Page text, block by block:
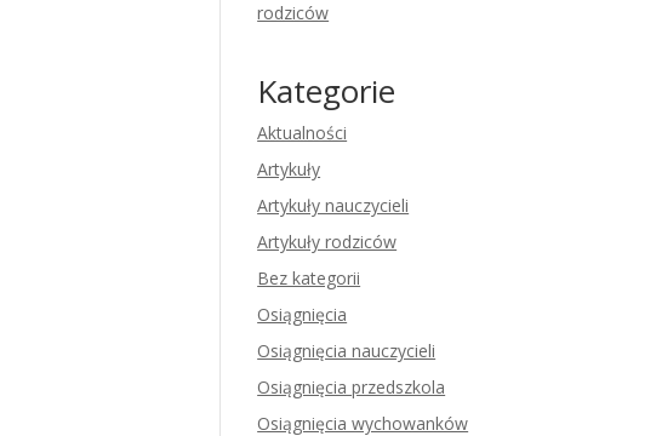
rodziców
Kategorie
Aktualności
Artykuły
Artykuły nauczycieli
Artykuły rodziców
Bez kategorii
Osiągnięcia
Osiągnięcia nauczycieli
Osiągnięcia przedszkola
Osiągnięcia wychowanków